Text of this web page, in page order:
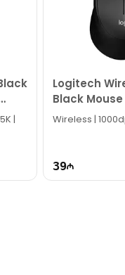
xəttində
|
Logitech
Black
Wireless |
39